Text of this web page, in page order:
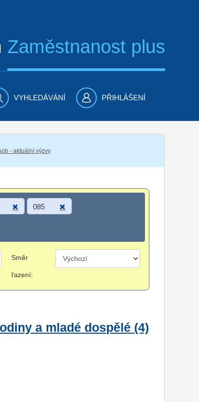
Zaměstnanost plus
VYHLEDÁVÁNÍ PŘIHLÁŠENÍ
- aktuální výzvy
085
Směr
řazení:
a mladé dospělé (4)